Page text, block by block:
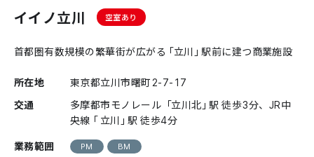
イイノ立川 空室あり
首都圏有数規模の繁華街が広がる「立川」駅前に建つ商業施設
所在地
東京都立川市曙町2-7-17
交通
多摩都市モノレール 「立川北」駅 徒歩3分、JR中
央線「 立川」駅 徒歩4分
業務範囲
PM BM